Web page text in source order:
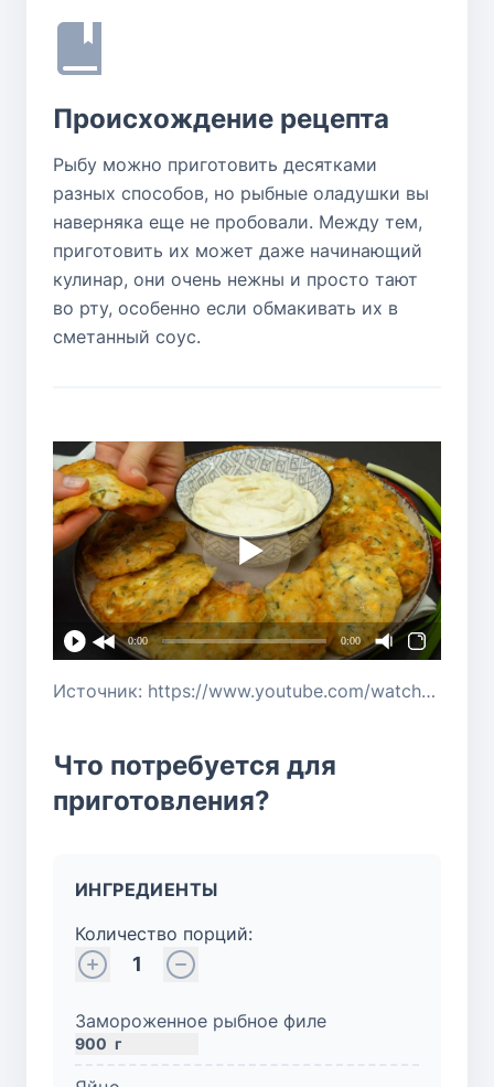
Происхождение рецепта
Рыбу можно приготовить десятками
разных способов, но рыбные оладушки вы
наверняка еще не пробовали. Между тем,
приготовить их может даже начинающий
кулинар, они очень нежны и просто тают
во рту, особенно если обмакивать их в
сметанный соус.
0:00 0:00
Источник: https://www.youtube.com/watch?v=GV2iKsVWD84
Что потребуется для
приготовления?
ИНГРЕДИЕНТЫ
Количество порций:
1
Замороженное рыбное филе
900 г